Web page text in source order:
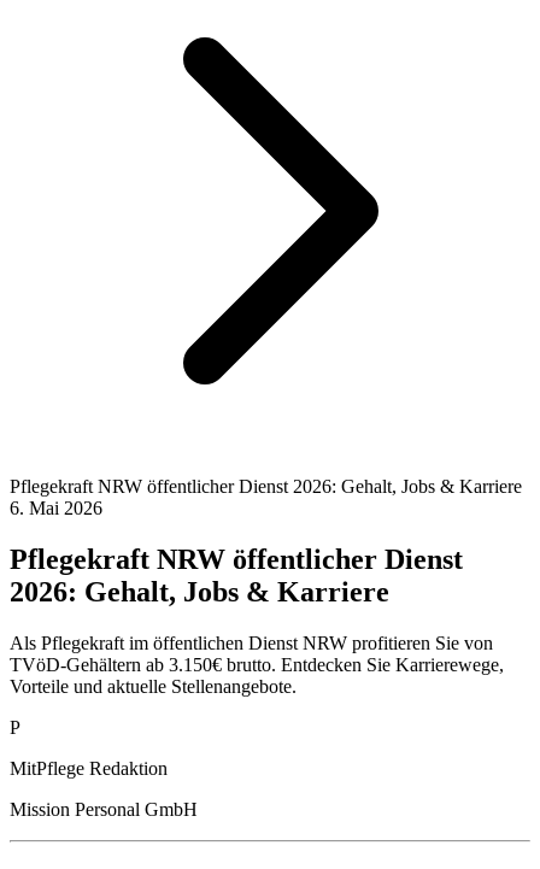
Pflegekraft NRW öffentlicher Dienst 2026: Gehalt, Jobs & Karriere
6. Mai 2026
Pflegekraft NRW öffentlicher Dienst
2026: Gehalt, Jobs & Karriere
Als Pflegekraft im öffentlichen Dienst NRW profitieren Sie von
TVöD-Gehältern ab 3.150€ brutto. Entdecken Sie Karrierewege,
Vorteile und aktuelle Stellenangebote.
P
MitPflege Redaktion
Mission Personal GmbH